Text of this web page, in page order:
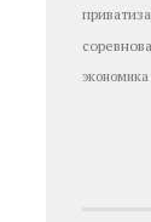
экономика